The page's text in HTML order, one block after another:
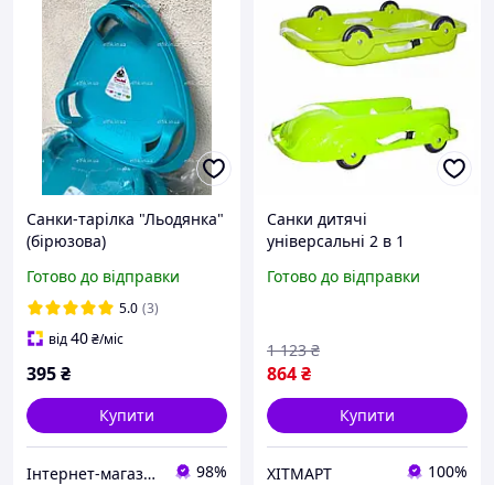
Санки-тарілка "Льодянка"
(бірюзова)
Готово до відправки
5.0 (3)
від40₴/міс
395₴
Купити
Інтернет-магазин elfik.in.ua 98%
Санки дитячі
універсальні 2 в 1
Салатові
Готово до відправки
864₴
1 123 ₴
Купити
ХІТМАРТ 100%